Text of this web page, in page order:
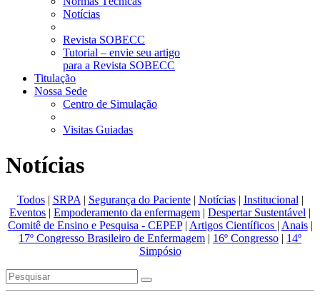
Notícias
Revista SOBECC
Tutorial – envie seu artigo
para a Revista SOBECC
Titulação
Nossa Sede
Centro de Simulação
Visitas Guiadas
Notícias
Todos| SRPA | Segurança do Paciente| Notícias| Institucional |
Eventos | Empoderamento da enfermagem | Despertar Sustentável |
Comitê de Ensino e Pesquisa - CEPEP| Artigos Científicos | Anais|
17º Congresso Brasileiro de Enfermagem | 16º Congresso | 14º
Simpósio